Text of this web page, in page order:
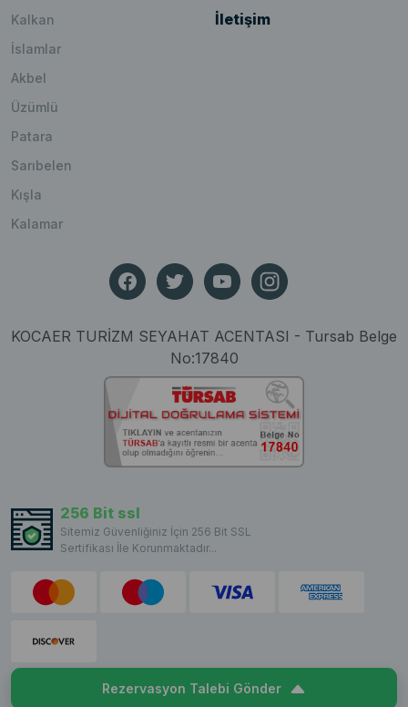
Rezervasyon Talebi Gönder
Kalkan
İslamlar
Akbel
Üzümlü
Patara
Sarıbelen
Kışla
Kalamar
İletişim
KOCAER TURİZM SEYAHAT ACENTASI - Tursab Belge
No:17840
256 Bit ssl
Sitemiz Güvenliğiniz İçin 256 Bit SSL
Sertifikası İle Korunmaktadır...
Copyright © 2023 VillaCentam. All rights reserved.